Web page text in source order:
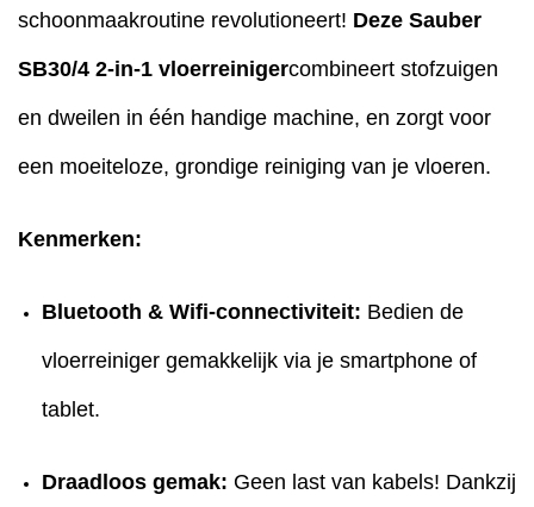
schoonmaakroutine revolutioneert! Deze Sauber
SB30/4 2-in-1 vloerreinigercombineert stofzuigen
en dweilen in één handige machine, en zorgt voor
een moeiteloze, grondige reiniging van je vloeren.
Kenmerken:
Bluetooth & Wifi-connectiviteit: Bedien de
vloerreiniger gemakkelijk via je smartphone of
tablet.
Draadloos gemak: Geen last van kabels! Dankzij